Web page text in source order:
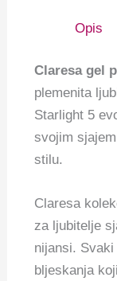
Opis
Claresa gel
plemenita
Starlight 5
svojim
stilu.
Claresa
za ljubitelje
nijansi.
bljeskanja